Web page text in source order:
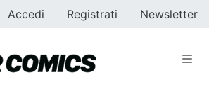
Accedi Registrati Newsletter